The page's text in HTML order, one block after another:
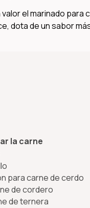
el marinado para
dota de un sabor
la carne
para carne de cerdo
de cordero
de ternera